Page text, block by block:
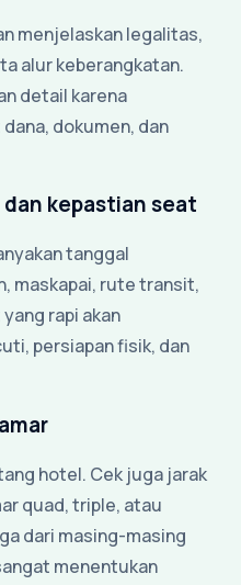
menjelaskan legalitas,
alur keberangkatan.
detail karena
dokumen, dan
kepastian seat
tanggal
maskapai, rute transit,
rapi akan
persiapan fisik, dan
hotel. Cek juga jarak
quad, triple, atau
dari masing-masing
menentukan